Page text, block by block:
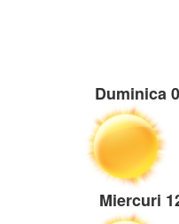
Duminica
Miercuri